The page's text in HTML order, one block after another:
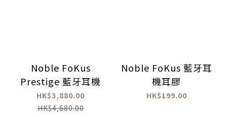
Noble FoKus
Prestige 藍牙耳機
HK$3,880.00
HK$4,680.00
Noble FoKus 藍牙耳
機耳膠
HK$199.00